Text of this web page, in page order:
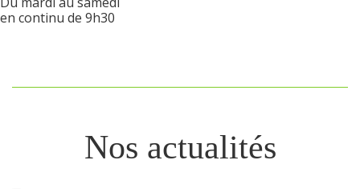
en continu de 9h30
Nos actualités